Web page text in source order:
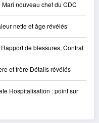
nouveau chef du CDC
nette et âge révélés
de blessures, Contrat
et frère Détails révélés
Hospitalisation : point sur